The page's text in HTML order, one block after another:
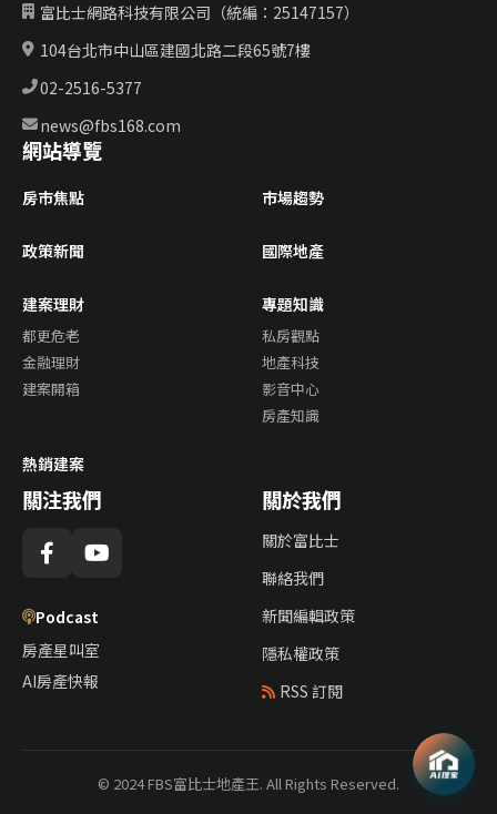
富比士網路科技有限公司（統編：25147157）
104台北市中山區建國北路二段65號7樓
02-2516-5377
news@fbs168.com
網站導覽
房市焦點 市場趨勢
政策新聞 國際地產
建案理財
都更危老
金融理財
建案開箱
專題知識
私房觀點
地產科技
影音中心
房產知識
熱銷建案
關注我們
Podcast
房產星叫室
AI房產快報
關於我們
關於富比士
聯絡我們
新聞編輯政策
隱私權政策
RSS 訂閱
© 2024 FBS富比士地產王. All Rights Reserved.